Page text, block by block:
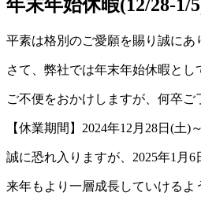
年末年始休暇(12/28-1/
平素は格別のご愛願を賜り誠にあ
さて、弊社では年末年始休暇とし
ご不便をおかけしますが、何卒ご
【休業期間】2024年12月28日(土)
誠に恐れ入りますが、2025年1月
来年もより一層成長していけるよ